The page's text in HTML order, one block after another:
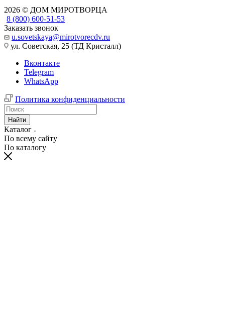
2026 © ДОМ МИРОТВОРЦА
8 (800) 600-51-53
Заказать звонок
u.sovetskaya@mirotvorecdv.ru
ул. Советская, 25 (ТД Кристалл)
Вконтакте
Telegram
WhatsApp
Политика конфиденциальности
Найти
Каталог
По всему сайту
По каталогу